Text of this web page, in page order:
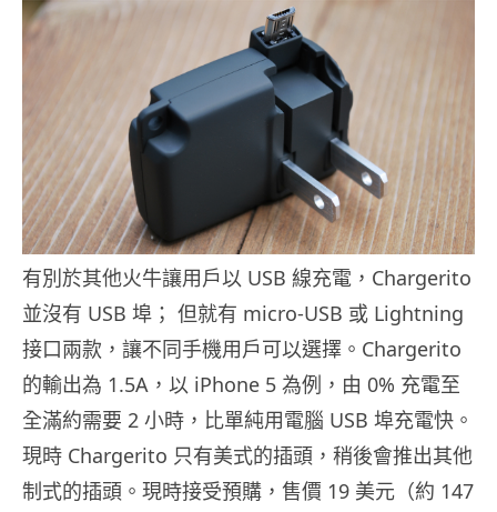
有別於其他火牛讓用戶以 USB 線充電，Chargerito
並沒有 USB 埠； 但就有 micro-USB 或 Lightning
接口兩款，讓不同手機用戶可以選擇。Chargerito
的輸出為 1.5A，以 iPhone 5 為例，由 0% 充電至
全滿約需要 2 小時，比單純用電腦 USB 埠充電快。
現時 Chargerito 只有美式的插頭，稍後會推出其他
制式的插頭。現時接受預購，售價 19 美元（約 147